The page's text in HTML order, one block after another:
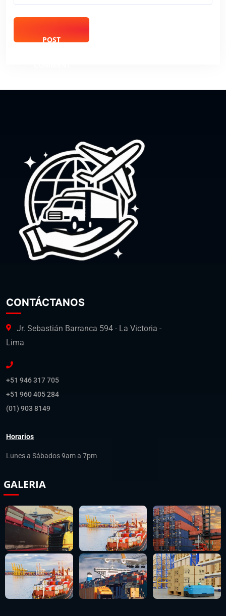
POST
CONTÁCTANOS
Jr. Sebastián Barranca 594 - La Victoria -
Lima
+51 946 317 705
+51 960 405 284
(01) 903 8149
Horarios
Lunes a Sábados 9am a 7pm
GALERIA